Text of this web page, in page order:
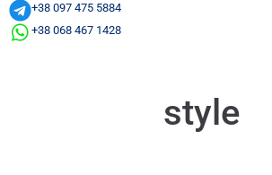
+38 097 475 5884
+38 068 467 1428
style